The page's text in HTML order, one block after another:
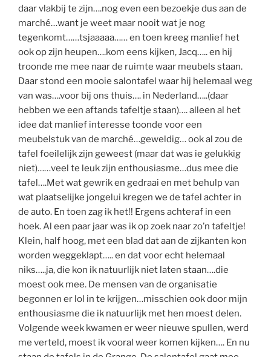
daar vlakbij te zijn….nog even een bezoekje dus aan de
marché…want je weet maar nooit wat je nog
tegenkomt……tsjaaaaa…… en toen kreeg manlief het
ook op zijn heupen….kom eens kijken, Jacq….. en hij
troonde me mee naar de ruimte waar meubels staan.
Daar stond een mooie salontafel waar hij helemaal weg
van was….voor bij ons thuis…. in Nederland…..(daar
hebben we een aftands tafeltje staan)…. alleen al het
idee dat manlief interesse toonde voor een
meubelstuk van de marché…geweldig… ook al zou de
tafel foeilelijk zijn geweest (maar dat was ie gelukkig
niet)……veel te leuk zijn enthousiasme…dus mee die
tafel….Met wat gewrik en gedraai en met behulp van
wat plaatselijke jongelui kregen we de tafel achter in
de auto. En toen zag ik het!! Ergens achteraf in een
hoek. Al een paar jaar was ik op zoek naar zo’n tafeltje!
Klein, half hoog, met een blad dat aan de zijkanten kon
worden weggeklapt….. en dat voor echt helemaal
niks…..ja, die kon ik natuurlijk niet laten staan….die
moest ook mee. De mensen van de organisatie
begonnen er lol in te krijgen…misschien ook door mijn
enthousiasme die ik natuurlijk met hen moest delen.
Volgende week kwamen er weer nieuwe spullen, werd
me verteld, moest ik vooral weer komen kijken…. En nu